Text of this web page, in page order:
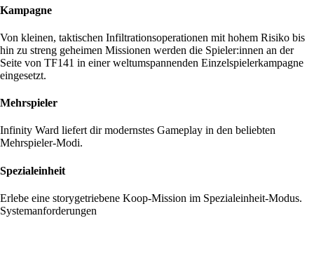
Kampagne
Von kleinen, taktischen Infiltrationsoperationen mit hohem Risiko bis
hin zu streng geheimen Missionen werden die Spieler:innen an der
Seite von TF141 in einer weltumspannenden Einzelspielerkampagne
eingesetzt.
Mehrspieler
Infinity Ward liefert dir modernstes Gameplay in den beliebten
Mehrspieler-Modi.
Spezialeinheit
Erlebe eine storygetriebene Koop-Mission im Spezialeinheit-Modus.
Systemanforderungen